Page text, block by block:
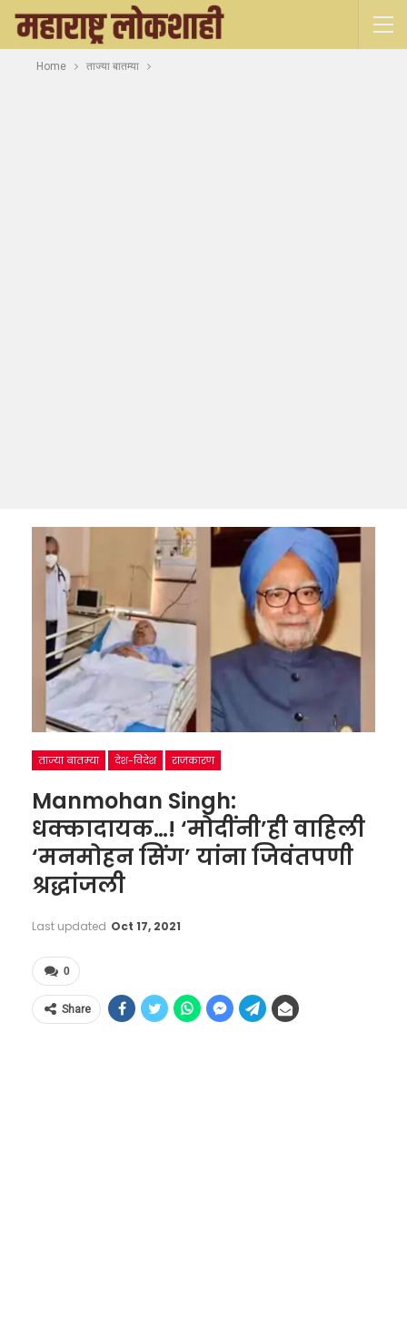
Home ताज्या बातम्या
ताज्या बातम्या देश-विदेश राजकारण
Manmohan Singh:
धक्कादायक…! ‘मोदींनी’ही वाहिली
‘मनमोहन सिंग’ यांना जिवंतपणी
श्रद्धांजली
Last updated Oct 17, 2021
0
Share